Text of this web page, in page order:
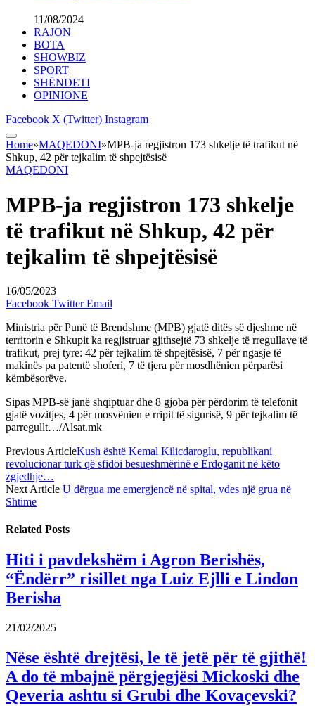
11/08/2024
RAJON
BOTA
SHOWBIZ
SPORT
SHËNDETI
OPINIONE
Facebook X (Twitter) Instagram
Home»MAQEDONI»MPB-ja regjistron 173 shkelje të trafikut në
Shkup, 42 për tejkalim të shpejtësisë
MAQEDONI
MPB-ja regjistron 173 shkelje
të trafikut në Shkup, 42 për
tejkalim të shpejtësisë
16/05/2023
Facebook Twitter Email
Ministria për Punë të Brendshme (MPB) gjatë ditës së djeshme në
territorin e Shkupit ka regjistruar gjithsejtë 73 shkelje të rregullave të
trafikut, prej tyre: 42 për tejkalim të shpejtësisë, 7 për ngasje të
makinës pa patentë shoferi, 7 të tjera për mosdhënien përparësi
këmbësorëve.
Sipas MPB-së janë shqiptuar dhe 8 gjoba për përdorim të telefonit
gjatë vozitjes, 4 për mosvënien e rripit të sigurisë, 9 për tejkalim të
parregullt…/Alsat.mk
Previous ArticleKush është Kemal Kilicdaroglu, republikani
revolucionar turk që sfidoi besueshmërinë e Erdoganit në këto
zgjedhje…
Next Article U dërgua me emergjencë në spital, vdes një grua në
Shtime
Related Posts
Hiti i pavdekshëm i Agron Berishës,
“Ëndërr” risillet nga Luiz Ejlli e Lindon
Berisha
21/02/2025
Nëse është drejtësi, le të jetë për të gjithë!
A do të mbajnë përgjegjësi Mickoski dhe
Qeveria ashtu si Grubi dhe Kovaçevski?